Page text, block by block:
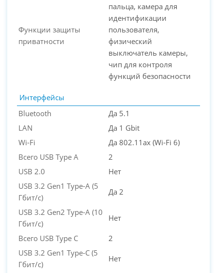
Функции защиты
приватности
пальца, камера для
идентификации
пользователя,
физический
выключатель камеры,
чип для контроля
функций безопасности
Интерфейсы
Bluetooth
Да 5.1
LAN
Да 1 Gbit
Wi-Fi
Да 802.11ax (Wi-Fi 6)
Всего USB Type A
2
USB 2.0
Нет
USB 3.2 Gen1 Type-A (5
Гбит/с)
Да 2
USB 3.2 Gen2 Type-A (10
Гбит/с)
Нет
Всего USB Type C
2
USB 3.2 Gen1 Type-C (5
Гбит/с)
Нет